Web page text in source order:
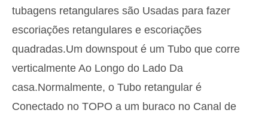
tubagens retangulares são Usadas para fazer
escoriações retangulares e escoriações
quadradas.Um downspout é um Tubo que corre
verticalmente Ao Longo do Lado Da
casa.Normalmente, o Tubo retangular é
Conectado no TOPO a um buraco no Canal de